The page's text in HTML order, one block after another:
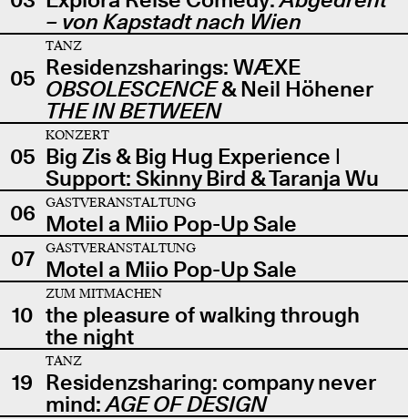
– von Kapstadt nach Wien
05
TANZ
Residenzsharings: WÆXE
OBSOLESCENCE& Neil Höhener
THE IN BETWEEN
05
KONZERT
Big Zis & Big Hug Experience |
Support: Skinny Bird & Taranja Wu
06
GASTVERANSTALTUNG
Motel a Miio Pop-Up Sale
07
GASTVERANSTALTUNG
Motel a Miio Pop-Up Sale
10
ZUM MITMACHEN
the pleasure of walking through
the night
19
TANZ
Residenzsharing: company never
mind:AGE OF DESIGN